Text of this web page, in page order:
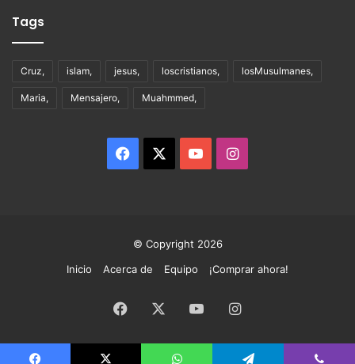
Tags
Cruz, islam, jesus, loscristianos, losMusulmanes,
Maria, Mensajero, Muahmmed,
Facebook YouTubeInstagram
© Copyright 2026
Inicio
Acerca de Equipo ¡Comprar ahora!
Facebook YouTubeInstagram